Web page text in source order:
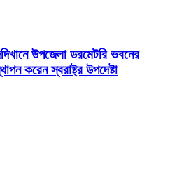
উপজেলা ডরমেটরি ভবনের
করেন স্বরাষ্ট্র উপদেষ্টা